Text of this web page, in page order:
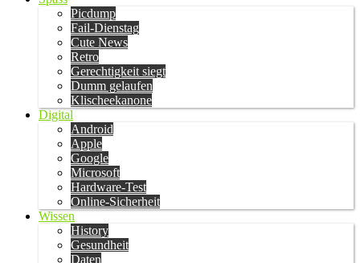
Picdump
Fail-Dienstag
Cute News
Retro
Gerechtigkeit siegt
Dumm gelaufen
Klischeekanone
Digital
Android
Apple
Google
Microsoft
Hardware-Test
Online-Sicherheit
Wissen
History
Gesundheit
Daten